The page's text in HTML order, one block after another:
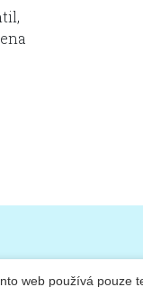
web používá pouze